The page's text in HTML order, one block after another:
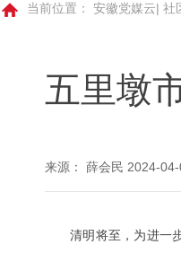
当前位置： 安徽党媒云| 社
五里墩
来源： 薛会民 2024-
清明将至，为进一